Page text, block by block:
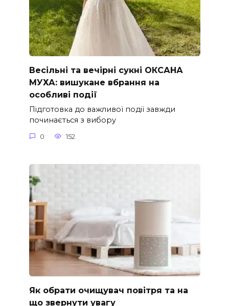
Весільні та вечірні сукні ОКСАНА
МУХА: вишукане вбрання на
особливі події
Підготовка до важливої події завжди
починається з вибору
0 152
Як обрати очищувач повітря та на
що звернути увагу